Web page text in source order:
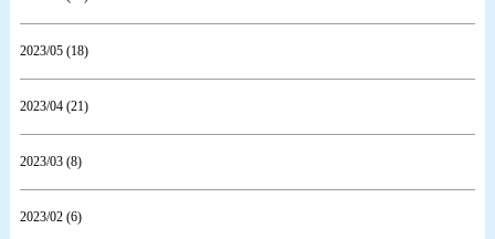
2023/05 (18)
2023/04 (21)
2023/03 (8)
2023/02 (6)